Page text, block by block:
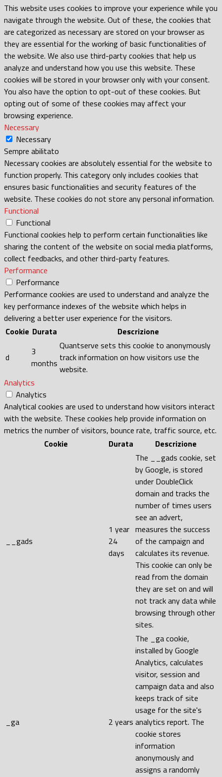
This website uses cookies to improve your experience while you
navigate through the website. Out of these, the cookies that
are categorized as necessary are stored on your browser as
they are essential for the working of basic functionalities of
the website. We also use third-party cookies that help us
analyze and understand how you use this website. These
cookies will be stored in your browser only with your consent.
You also have the option to opt-out of these cookies. But
opting out of some of these cookies may affect your
browsing experience.
Necessary
Necessary
Sempre abilitato
Necessary cookies are absolutely essential for the website to
function properly. This category only includes cookies that
ensures basic functionalities and security features of the
website. These cookies do not store any personal information.
Functional
Functional
Functional cookies help to perform certain functionalities like
sharing the content of the website on social media platforms,
collect feedbacks, and other third-party features.
Performance
Performance
Performance cookies are used to understand and analyze the
key performance indexes of the website which helps in
delivering a better user experience for the visitors.
Cookie Durata Descrizione
d
3
months
Quantserve sets this cookie to anonymously
track information on how visitors use the
website.
Analytics
Analytics
Analytical cookies are used to understand how visitors interact
with the website. These cookies help provide information on
metrics the number of visitors, bounce rate, traffic source, etc.
Cookie
Durata Descrizione
__gads
1 year
24
days
The __gads cookie, set
by Google, is stored
under DoubleClick
domain and tracks the
number of times users
see an advert,
measures the success
of the campaign and
calculates its revenue.
This cookie can only be
read from the domain
they are set on and will
not track any data while
browsing through other
sites.
_ga 2 years
The _ga cookie,
installed by Google
Analytics, calculates
visitor, session and
campaign data and also
keeps track of site
usage for the site's
analytics report. The
cookie stores
information
anonymously and
assigns a randomly